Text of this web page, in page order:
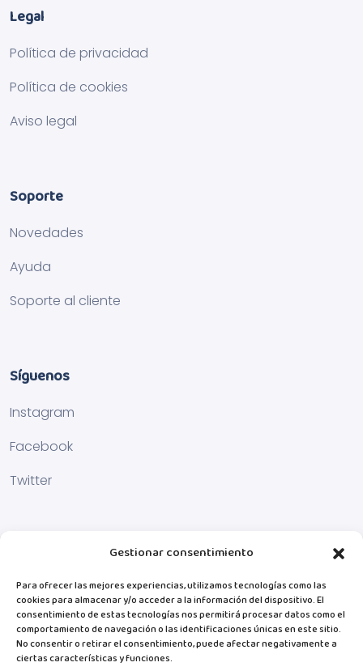
Gestionar consentimiento
Para ofrecer las mejores experiencias, utilizamos tecnologías como las
cookies para almacenar y/o acceder a la información del dispositivo. El
consentimiento de estas tecnologías nos permitirá procesar datos como el
comportamiento de navegación o las identificaciones únicas en este sitio.
No consentir o retirar el consentimiento, puede afectar negativamente a
ciertas características y funciones.
Legal
Política de privacidad
Política de cookies
Aviso legal
Soporte
Novedades
Ayuda
Soporte al cliente
Síguenos
Instagram
Facebook
Twitter